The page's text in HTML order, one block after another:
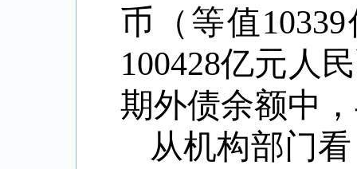
币（等值10339
100428亿元人
期外债余额中
从机构部门